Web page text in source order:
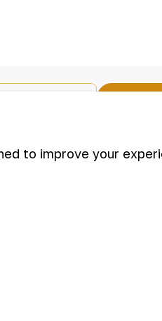
to improve your